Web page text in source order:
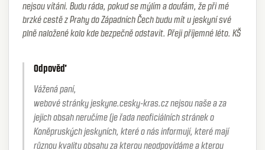
nejsou vítáni. Budu ráda, pokud se mýlím a doufám, že při mé
brzké cestě z Prahy do Západních Čech budu mít u jeskyní své
plně naložené kolo kde bezpečně odstavit. Přeji příjemné léto. KŠ
Odpověď
Vážená paní,
webové stránky jeskyne.cesky-kras.cz nejsou naše a za
jejich obsah neručíme (je řada neoficiálních stránek o
Koněpruských jeskyních, které o nás informují, které mají
různou kvalitu obsahu za kterou neodpovídáme a kterou